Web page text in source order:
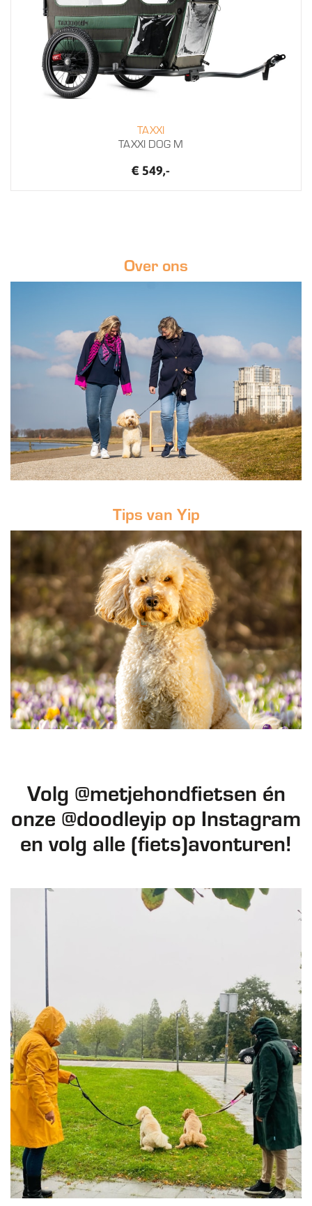
TAXXI
TAXXI DOG M
€ 549,-
Over ons
Tips van Yip
Volg @metjehondfietsen én
onze @doodleyip op Instagram
en volg alle (fiets)avonturen!